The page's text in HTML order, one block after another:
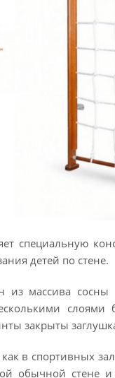
специальную
детей по стене.
из массива
слоями
закрыты
в спортивных
обычной стене и